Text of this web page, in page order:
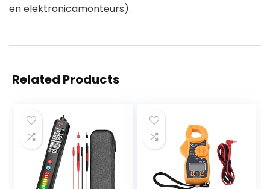
en elektronicamonteurs).
Related Products